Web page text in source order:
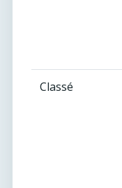
Classé